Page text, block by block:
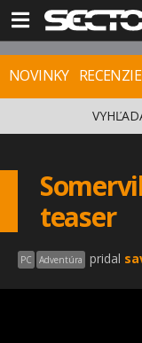
NOVINKY RECENZIE
teaser
PC Adventúra pridal